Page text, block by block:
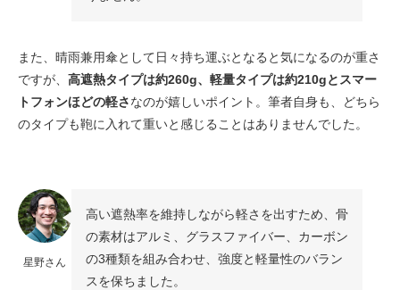
また、晴雨兼用傘として日々持ち運ぶとなると気になるのが重さ
ですが、 高遮熱タイプは約260g、軽量タイプは約210gとスマー
トフォンほどの軽さなのが嬉しいポイント。筆者自身も、どちら
のタイプも鞄に入れて重いと感じることはありませんでした。
星野さん
高い遮熱率を維持しながら軽さを出すため、骨
の素材はアルミ、グラスファイバー、カーボン
の3種類を組み合わせ、強度と軽量性のバラン
スを保ちました。